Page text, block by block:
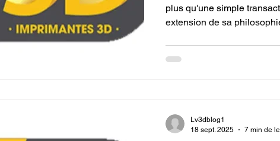
plus qu'une simple
extension de sa
seulement par les
Lv3dblog1
18 sept. 2025
7 min de